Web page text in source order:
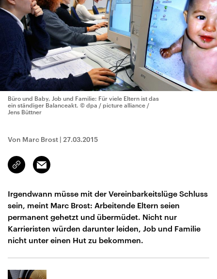
Büro und Baby, Job und Familie: Für viele Eltern ist das
ein ständiger Balanceakt. © dpa / picture alliance /
Jens Büttner
Von Marc Brost | 27.03.2015
Link
kopieren/teilen
Email
Irgendwann müsse mit der Vereinbarkeitslüge Schluss
sein, meint Marc Brost: Arbeitende Eltern seien
permanent gehetzt und übermüdet. Nicht nur
Karrieristen würden darunter leiden, Job und Familie
nicht unter einen Hut zu bekommen.